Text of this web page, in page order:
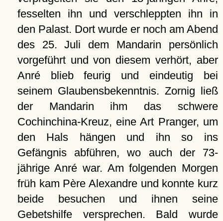
fesselten ihn und verschleppten ihn in
den Palast. Dort wurde er noch am Abend
des 25. Juli dem Mandarin persönlich
vorgeführt und von diesem verhört, aber
Anré blieb feurig und eindeutig bei
seinem Glaubensbekenntnis. Zornig ließ
der Mandarin ihm das schwere
Cochinchina-Kreuz, eine Art Pranger, um
den Hals hängen und ihn so ins
Gefängnis abführen, wo auch der 73-
jährige Anré war. Am folgenden Morgen
früh kam Père Alexandre und konnte kurz
beide besuchen und ihnen seine
Gebetshilfe versprechen. Bald wurde